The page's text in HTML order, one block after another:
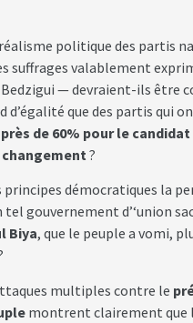
politique des partis
suffrages valablement
— devraient-ils être
d’égalité que des partis qui
près de 60% pour le candidat
changement?
principes démocratiques la
gouvernement d’‘union
Biya, que le peuple a vomi,
multiples contre le
montrent clairement que